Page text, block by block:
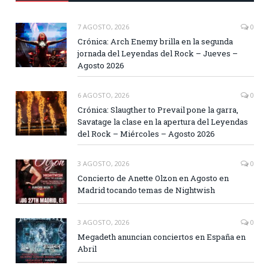
7 AGOSTO, 2026 0
Crónica: Arch Enemy brilla en la segunda
jornada del Leyendas del Rock – Jueves –
Agosto 2026
6 AGOSTO, 2026 0
Crónica: Slaugther to Prevail pone la garra,
Savatage la clase en la apertura del Leyendas
del Rock – Miércoles – Agosto 2026
3 AGOSTO, 2026 0
Concierto de Anette Olzon en Agosto en
Madrid tocando temas de Nightwish
3 AGOSTO, 2026 0
Megadeth anuncian conciertos en España en
Abril